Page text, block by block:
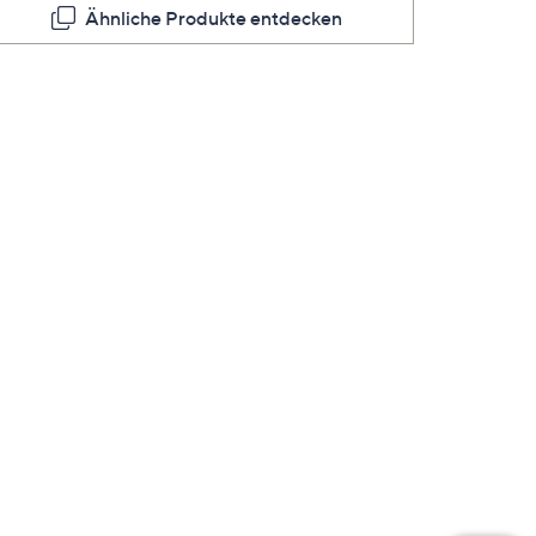
Ähnliche Produkte entdecken